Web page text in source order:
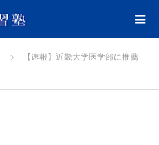
【速報】近畿大学医学部に推薦